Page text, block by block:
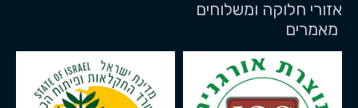
אזורי חלוקה ומשלוחים
מאמרים